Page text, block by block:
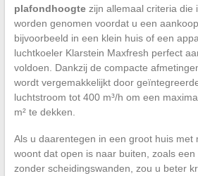
plafondhoogtezijn allemaal criteria die
worden genomen voordat u een
bijvoorbeeld in een klein huis of een
luchtkoeler Klarstein Maxfresh perfect
voldoen. Dankzij de compacte
wordt vergemakkelijkt door
luchtstroom tot 400 m³/h om een
m² te dekken.
Als u daarentegen in een groot huis met
woont dat open is naar buiten, zoals
zonder scheidingswanden, zou u beter